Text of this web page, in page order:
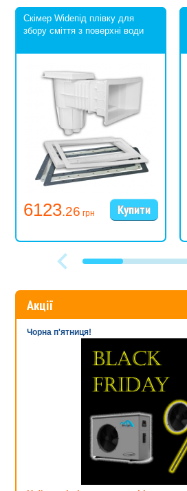
Скімер Wideпід плівку для
збору сміття з поверхні води
6123.26 грн
Акції
Чорна п'ятниця!